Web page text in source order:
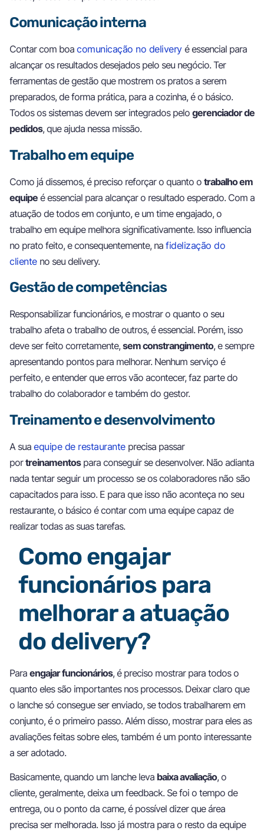
Comunicação interna
Contar com boa comunicação no deliveryé essencial para
alcançar os resultados desejados pelo seu negócio. Ter
ferramentas de gestão que mostrem os pratos a serem
preparados, de forma prática, para a cozinha, é o básico.
Todos os sistemas devem ser integrados pelo gerenciador de
pedidos, que ajuda nessa missão.
Trabalho em equipe
Como já dissemos, é preciso reforçar o quanto o trabalho em
equipe é essencial para alcançar o resultado esperado. Com a
atuação de todos em conjunto, e um time engajado, o
trabalho em equipe melhora significativamente. Isso influencia
no prato feito, e consequentemente, na fidelização do
clienteno seu delivery.
Gestão de competências
Responsabilizar funcionários, e mostrar o quanto o seu
trabalho afeta o trabalho de outros, é essencial. Porém, isso
deve ser feito corretamente,sem constrangimento, e sempre
apresentando pontos para melhorar. Nenhum serviço é
perfeito, e entender que erros vão acontecer, faz parte do
trabalho do colaborador e também do gestor.
Treinamento e desenvolvimento
A sua equipe de restauranteprecisa passar
portreinamentospara conseguir se desenvolver. Não adianta
nada tentar seguir um processo se os colaboradores não são
capacitados para isso. E para que isso não aconteça no seu
restaurante, o básico é contar com uma equipe capaz de
realizar todas as suas tarefas.
Como engajar
funcionários para
melhorar a atuação
do delivery?
Para engajar funcionários, é preciso mostrar para todos o
quanto eles são importantes nos processos. Deixar claro que
o lanche só consegue ser enviado, se todos trabalharem em
conjunto, é o primeiro passo. Além disso, mostrar para eles as
avaliações feitas sobre eles, também é um ponto interessante
a ser adotado.
Basicamente, quando um lanche leva baixa avaliação, o
cliente, geralmente, deixa um feedback. Se foi o tempo de
entrega, ou o ponto da carne, é possível dizer que área
precisa ser melhorada. Isso já mostra para o resto da equipe